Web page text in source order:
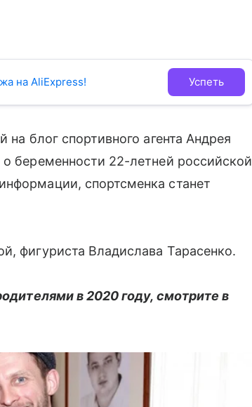
на AliExpress! Успеть
на блог спортивного агента Андрея
беременности 22-летней российской
спортсменка станет
фигуриста Владислава Тарасенко.
в 2020 году, смотрите в